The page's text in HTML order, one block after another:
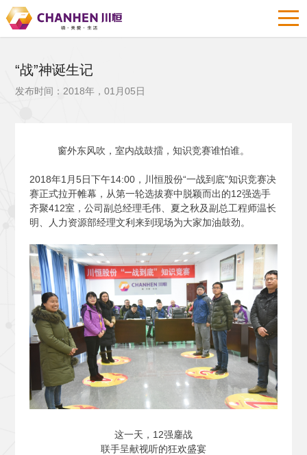
“战”神诞生记
发布时间：2018年，01月05日
窗外东风吹，室内战鼓擂，知识竞赛谁怕谁。
2018年1月5日下午14:00，川恒股份“一战到底”知识竞赛决
赛正式拉开帷幕，从第一轮选拔赛中脱颖而出的12强选手
齐聚412室，公司副总经理毛伟、夏之秋及副总工程师温长
明、人力资源部经理文利来到现场为大家加油鼓劲。
这一天，12强鏖战
联手呈献视听的狂欢盛宴